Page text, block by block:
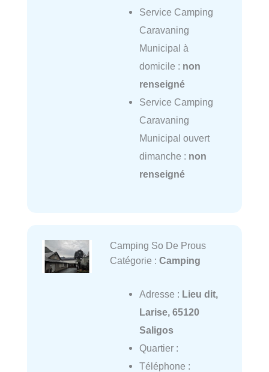
Service Camping
Caravaning
Municipal à
domicile : non
renseigné
Service Camping
Caravaning
Municipal ouvert
dimanche : non
renseigné
Camping So De Prous
Catégorie : Camping
Adresse : Lieu dit,
Larise, 65120
Saligos
Quartier :
Téléphone :